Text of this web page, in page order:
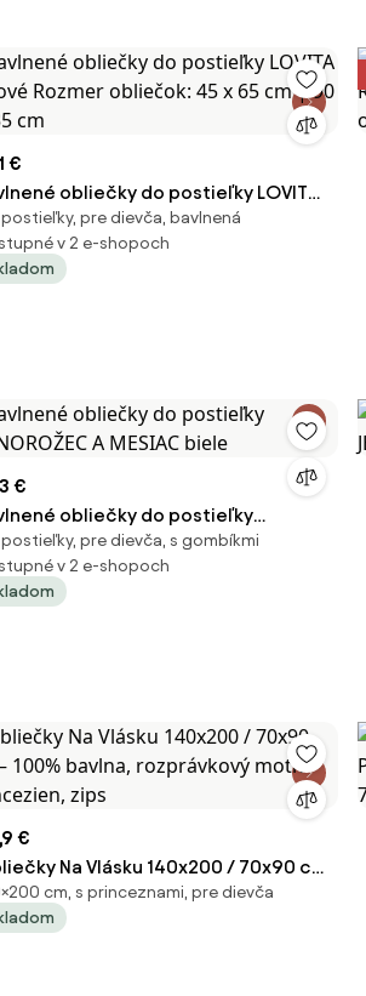
€
obliečky do postieľky LOVITA
Rozmer obliečok: 45 x 65 cm |
135 cm
postieľky, pre dievča, bavlnená
v 2 e-shopoch
€
obliečky do postieľky
A MESIAC biele
postieľky, pre dievča, s gombíkmi
v 2 e-shopoch
€
Na Vlásku 140x200 / 70x90 cm
bavlna, rozprávkový motív
zips
cm, s princeznami, pre dievča